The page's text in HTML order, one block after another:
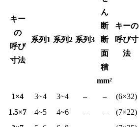
キー
の
呼び
寸法
系列1 系列2 系列3
ん
断
断
面
積
mm²
キーの
呼び寸
法
1×4
3~4 3~4 – – (6×32)
1.5×7
4~5 4~6 – – (7×22)